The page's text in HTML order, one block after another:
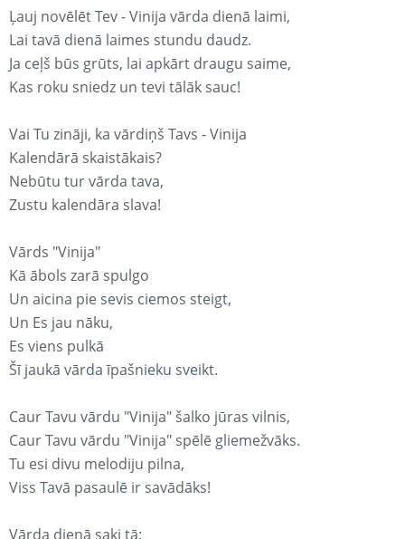
Ļauj novēlēt Tev - Vinija vārda dienā laimi,
Lai tavā dienā laimes stundu daudz.
Ja ceļš būs grūts, lai apkārt draugu saime,
Kas roku sniedz un tevi tālāk sauc!
Vai Tu zināji, ka vārdiņš Tavs - Vinija
Kalendārā skaistākais?
Nebūtu tur vārda tava,
Zustu kalendāra slava!
Vārds "Vinija"
Kā ābols zarā spulgo
Un aicina pie sevis ciemos steigt,
Un Es jau nāku,
Es viens pulkā
Šī jaukā vārda īpašnieku sveikt.
Caur Tavu vārdu "Vinija" šalko jūras vilnis,
Caur Tavu vārdu "Vinija" spēlē gliemežvāks.
Tu esi divu melodiju pilna,
Viss Tavā pasaulē ir savādāks!
Vārda dienā saki tā: